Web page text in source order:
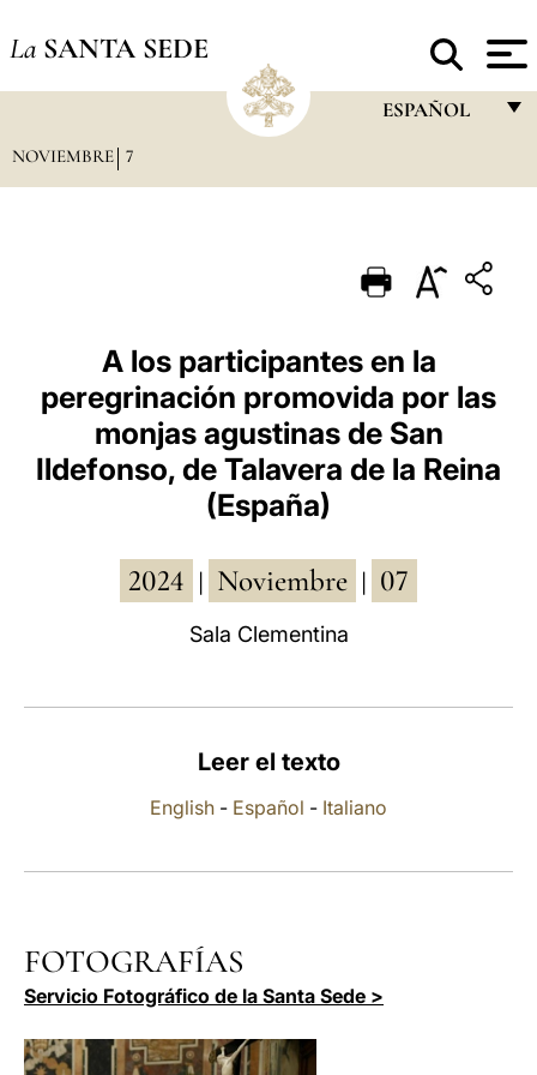
La SANTA SEDE
ESPAÑOL
PORTUGUÊS
ESPAÑOL
DEUTSCH
POLSKI
العربيّة
LATINE
NOVIEMBRE 7
A los participantes en la
peregrinación promovida por las
monjas agustinas de San
Ildefonso, de Talavera de la Reina
(España)
2024 Noviembre 07
Sala Clementina
Leer el texto
English - Español - Italiano
FOTOGRAFÍAS
Servicio Fotográfico de la Santa Sede >